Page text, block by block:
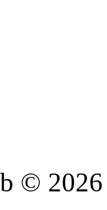
© 2026